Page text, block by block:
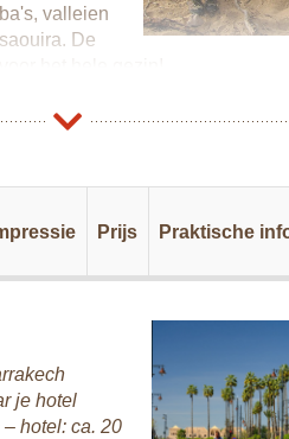
valleien
De
en waterdragers vind je op
vanuit het hotel zie je de
en laat je verrassen! Het is net
ezels. Auto's zie je hier niet
beklim je je kameel en rijd je
in een
Essaouira. Hier waait het altijd,
in de zee.
Prijs Praktische
je hotel
hotel: ca. 20